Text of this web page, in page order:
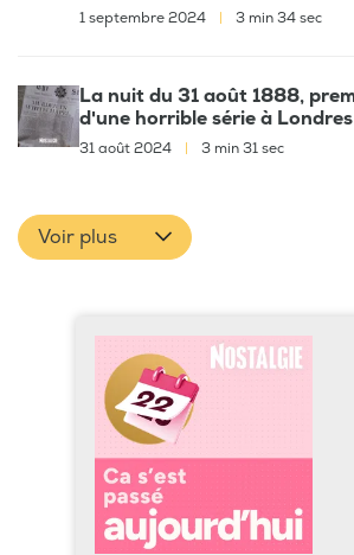
1 septembre 2024 3 min 34 sec
La nuit du 31 août 1888,
d'une horrible série à Londres
31 août 2024 3 min 31 sec
Voir plus